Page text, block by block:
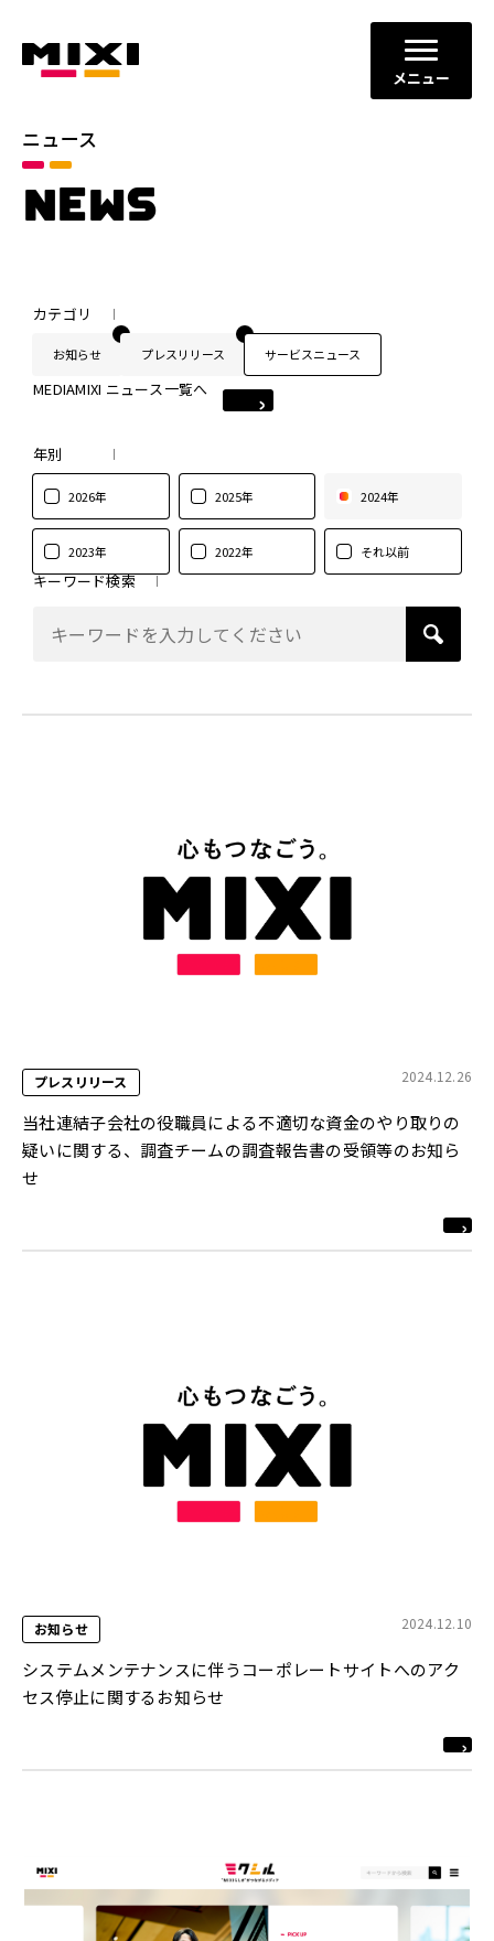
メニュー
ニュース
NEWS
カテゴリ
お知らせ プレスリリース サービスニュース
MEDIAMIXI ニュース一覧へ
年別
2026年 2025年 2024年
2023年 2022年 それ以前
キーワード検索
プレスリリース 2024.12.26
当社連結子会社の役職員による不適切な資金のやり取りの
疑いに関する、調査チームの調査報告書の受領等のお知ら
せ
お知らせ 2024.12.10
システムメンテナンスに伴うコーポレートサイトへのアク
セス停止に関するお知らせ